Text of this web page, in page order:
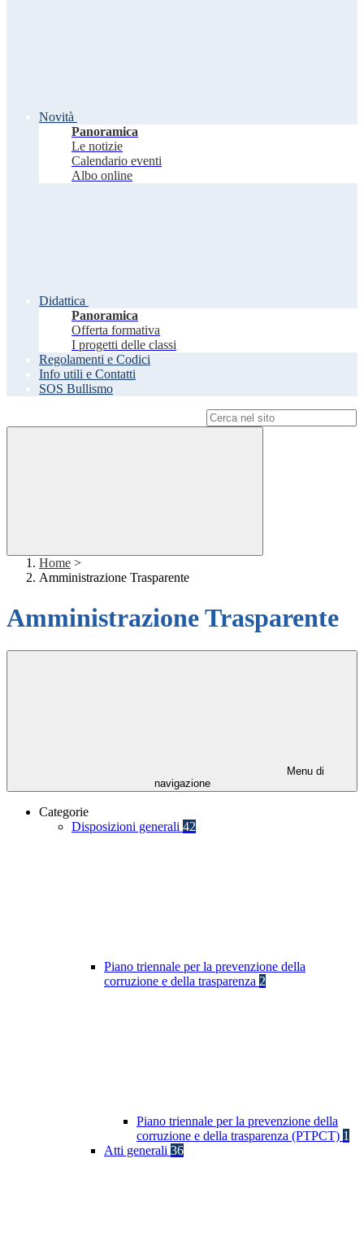
Novità
Panoramica
Le notizie
Calendario eventi
Albo online
Didattica
Panoramica
Offerta formativa
I progetti delle classi
Regolamenti e Codici
Info utili e Contatti
SOS Bullismo
Home >
Amministrazione Trasparente
Amministrazione Trasparente
Menu di
navigazione
Categorie
Disposizioni generali 42
Piano triennale per la prevenzione della
corruzione e della trasparenza 2
Piano triennale per la prevenzione della
corruzione e della trasparenza (PTPCT) 1
Atti generali 36